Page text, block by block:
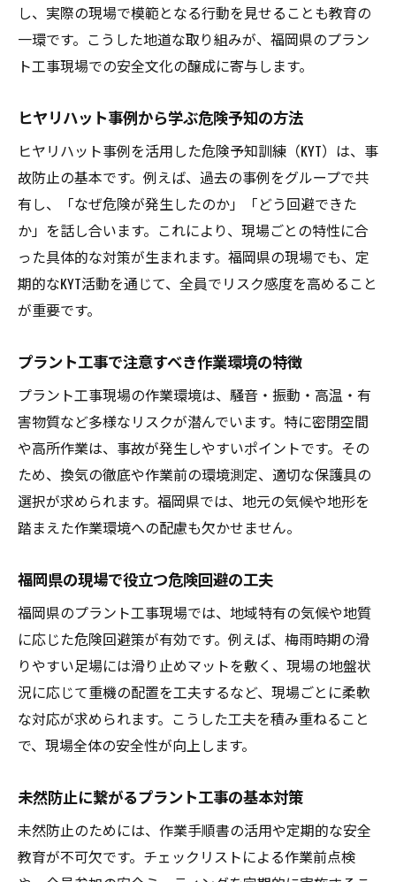
し、実際の現場で模範となる行動を見せることも教育の
一環です。こうした地道な取り組みが、福岡県のプラン
ト工事現場での安全文化の醸成に寄与します。
ヒヤリハット事例から学ぶ危険予知の方法
ヒヤリハット事例を活用した危険予知訓練（KYT）は、事
故防止の基本です。例えば、過去の事例をグループで共
有し、「なぜ危険が発生したのか」「どう回避できた
か」を話し合います。これにより、現場ごとの特性に合
った具体的な対策が生まれます。福岡県の現場でも、定
期的なKYT活動を通じて、全員でリスク感度を高めること
が重要です。
プラント工事で注意すべき作業環境の特徴
プラント工事現場の作業環境は、騒音・振動・高温・有
害物質など多様なリスクが潜んでいます。特に密閉空間
や高所作業は、事故が発生しやすいポイントです。その
ため、換気の徹底や作業前の環境測定、適切な保護具の
選択が求められます。福岡県では、地元の気候や地形を
踏まえた作業環境への配慮も欠かせません。
福岡県の現場で役立つ危険回避の工夫
福岡県のプラント工事現場では、地域特有の気候や地質
に応じた危険回避策が有効です。例えば、梅雨時期の滑
りやすい足場には滑り止めマットを敷く、現場の地盤状
況に応じて重機の配置を工夫するなど、現場ごとに柔軟
な対応が求められます。こうした工夫を積み重ねること
で、現場全体の安全性が向上します。
未然防止に繋がるプラント工事の基本対策
未然防止のためには、作業手順書の活用や定期的な安全
教育が不可欠です。チェックリストによる作業前点検